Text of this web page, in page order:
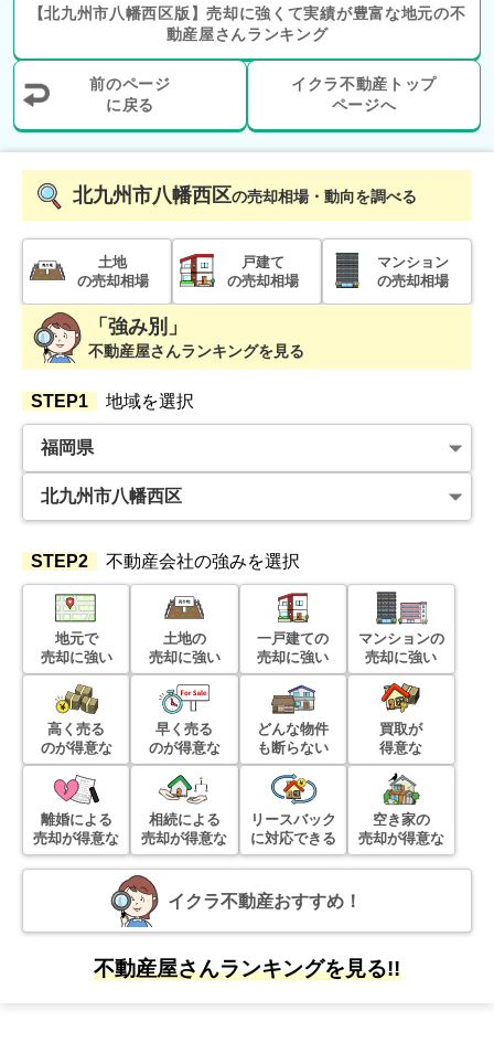
万円
福岡県北九州市八幡西区東折尾町
状態:古家あり 土地面積:115㎡
900万円 2023年11月
福岡県北九州市八幡西区東折尾町
状態: 古家あり
600万円
福岡県北九州市八幡西区中須二丁目
状態:古家あり
1,300万円 2023年7月
福岡県北九州市八幡西区永犬丸西町一丁目
状態:更地 土地面積:
600 万円 2023年6月
福岡県北九州市八幡西区則松一丁目
1,000万円
【北九州市八幡西区版】売却に強くて実績が豊富な地元の不
動産屋さんランキング
前のページ
に戻る
イクラ不動産トップ
ページへ
北九州市八幡西区の売却相場・動向を調べる
土地
の売却相場
戸建て
の売却相場
マンション
の売却相場
「強み別」
不動産屋さんランキングを見る
STEP1 地域を選択
STEP2 不動産会社の強みを選択
地元で
売却に強い
土地の
売却に強い
一戸建ての
売却に強い
マンションの
売却に強い
高く売る
のが得意な
早く売る
のが得意な
どんな物件
も断らない
買取が
得意な
離婚による
売却が得意な
相続による
売却が得意な
リースバック
に対応できる
空き家の
売却が得意な
イクラ不動産おすすめ！
不動産屋さんランキングを見る!!